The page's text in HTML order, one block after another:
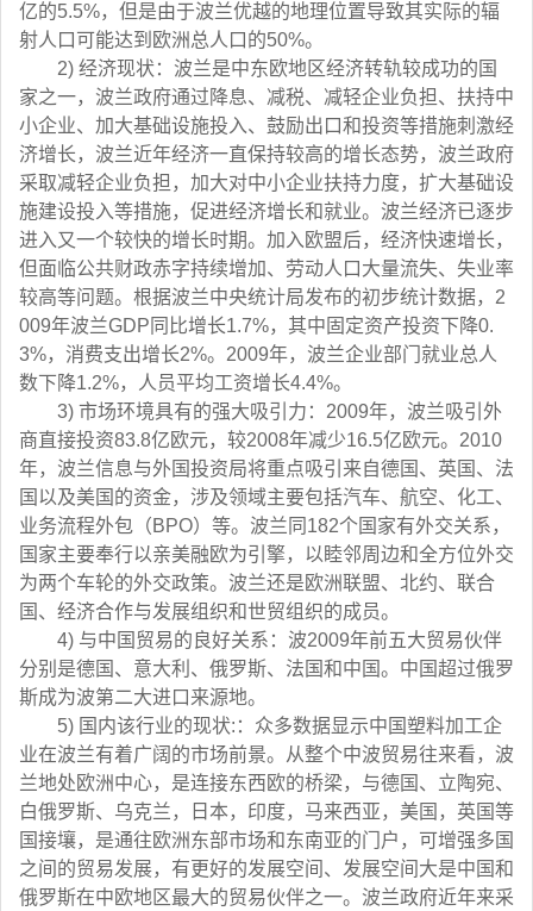
亿的5.5%，但是由于波兰优越的地理位置导致其实际的辐
射人口可能达到欧洲总人口的50%。
2) 经济现状：波兰是中东欧地区经济转轨较成功的国
家之一，波兰政府通过降息、减税、减轻企业负担、扶持中
小企业、加大基础设施投入、鼓励出口和投资等措施刺激经
济增长，波兰近年经济一直保持较高的增长态势，波兰政府
采取减轻企业负担，加大对中小企业扶持力度，扩大基础设
施建设投入等措施，促进经济增长和就业。波兰经济已逐步
进入又一个较快的增长时期。加入欧盟后，经济快速增长，
但面临公共财政赤字持续增加、劳动人口大量流失、失业率
较高等问题。根据波兰中央统计局发布的初步统计数据，2
009年波兰GDP同比增长1.7%，其中固定资产投资下降0.
3%，消费支出增长2%。2009年，波兰企业部门就业总人
数下降1.2%，人员平均工资增长4.4%。
3) 市场环境具有的强大吸引力：2009年，波兰吸引外
商直接投资83.8亿欧元，较2008年减少16.5亿欧元。2010
年，波兰信息与外国投资局将重点吸引来自德国、英国、法
国以及美国的资金，涉及领域主要包括汽车、航空、化工、
业务流程外包（BPO）等。波兰同182个国家有外交关系，
国家主要奉行以亲美融欧为引擎，以睦邻周边和全方位外交
为两个车轮的外交政策。波兰还是欧洲联盟、北约、联合
国、经济合作与发展组织和世贸组织的成员。
4) 与中国贸易的良好关系：波2009年前五大贸易伙伴
分别是德国、意大利、俄罗斯、法国和中国。中国超过俄罗
斯成为波第二大进口来源地。
5) 国内该行业的现状:：众多数据显示中国塑料加工企
业在波兰有着广阔的市场前景。从整个中波贸易往来看，波
兰地处欧洲中心，是连接东西欧的桥梁，与德国、立陶宛、
白俄罗斯、乌克兰，日本，印度，马来西亚，美国，英国等
国接壤，是通往欧洲东部市场和东南亚的门户，可增强多国
之间的贸易发展，有更好的发展空间、发展空间大是中国和
俄罗斯在中欧地区最大的贸易伙伴之一。波兰政府近年来采